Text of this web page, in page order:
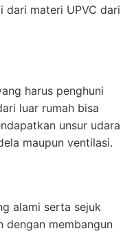
dari materi UPVC dari
harus penghuni
luar rumah bisa
unsur udara
maupun ventilasi.
alami serta sejuk
dengan membangun